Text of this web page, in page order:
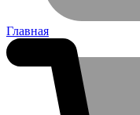
Главная